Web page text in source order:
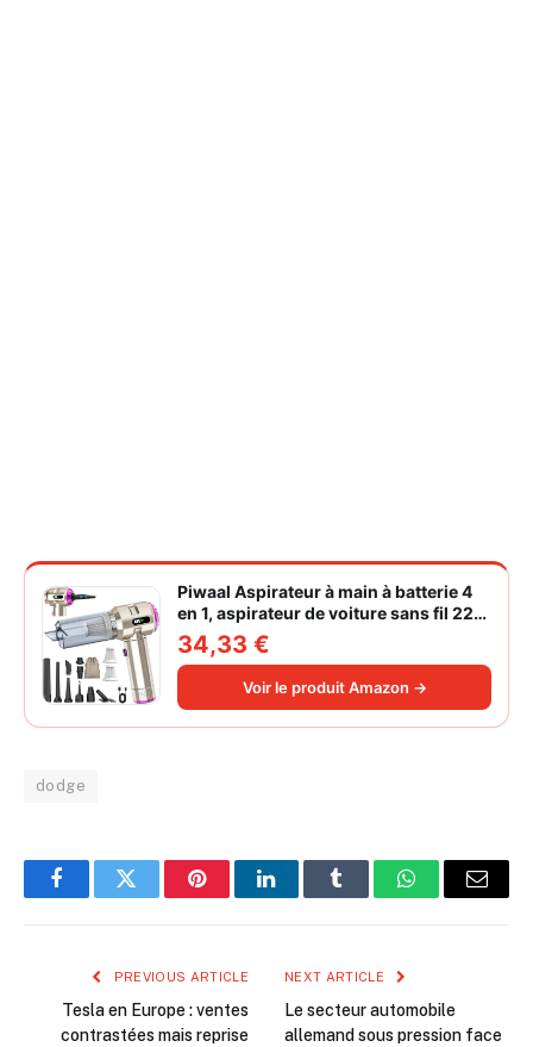
Piwaal Aspirateur à main à batterie 4
en 1, aspirateur de voiture sans fil 22
000 Pa avec moteur sans balais,
souffleur électrique à air comprimé
220 000 tr/min 3 vitesses pour poils
d'animaux
34,33 €
Voir le produit Amazon →
dodge
FacebookTwitter PinterestLinkedInTumblr WhatsAppEmail
PREVIOUS ARTICLE
Tesla en Europe : ventes
contrastées mais reprise
NEXT ARTICLE
Le secteur automobile
allemand sous pression face